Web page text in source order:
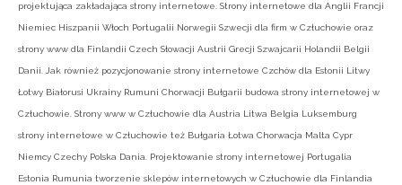
projektująca zakładająca strony internetowe. Strony internetowe dla Anglii Francji
Niemiec Hiszpanii Włoch Portugalii Norwegii Szwecji dla firm w Człuchowie oraz
strony www dla Finlandii Czech Słowacji Austrii Grecji Szwajcarii Holandii Belgii
Danii. Jak również pozycjonowanie strony internetowe Czchów dla Estonii Litwy
Łotwy Białorusi Ukrainy Rumuni Chorwacji Bułgarii budowa strony internetowej w
Człuchowie. Strony www w Człuchowie dla Austria Litwa Belgia Luksemburg
strony internetowe w Człuchowie też Bułgaria Łotwa Chorwacja Malta Cypr
Niemcy Czechy Polska Dania. Projektowanie strony internetowej Portugalia
Estonia Rumunia tworzenie sklepów internetowych w Człuchowie dla Finlandia